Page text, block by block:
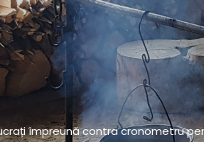
împreună contra cronometru